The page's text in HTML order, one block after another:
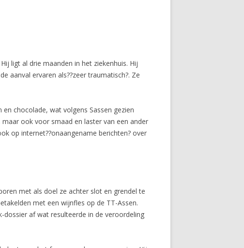
ligt al drie maanden in het ziekenhuis. Hij
aanval ervaren als??zeer traumatisch?. Ze
chocolade, wat volgens Sassen gezien
ook voor smaad en laster van een ander
op internet??onaangename berichten? over
met als doel ze achter slot en grendel te
met een wijnfles op de TT-Assen.
dossier af wat resulteerde in de veroordeling